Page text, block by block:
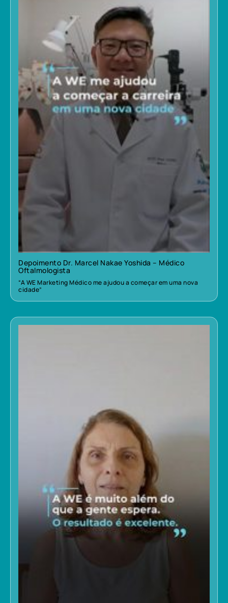
Depoimento Dr. Marcel Nakae Yoshida – Médico
Oftalmologista
“A WE Marketing Médico me ajudou a começar em uma nova
cidade”